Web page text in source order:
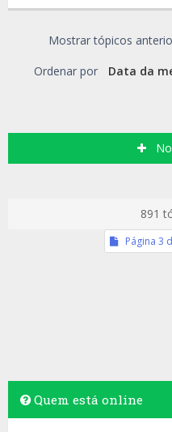
Mostrar tópicos
Ordenar por
891
Página 3
Quem está online